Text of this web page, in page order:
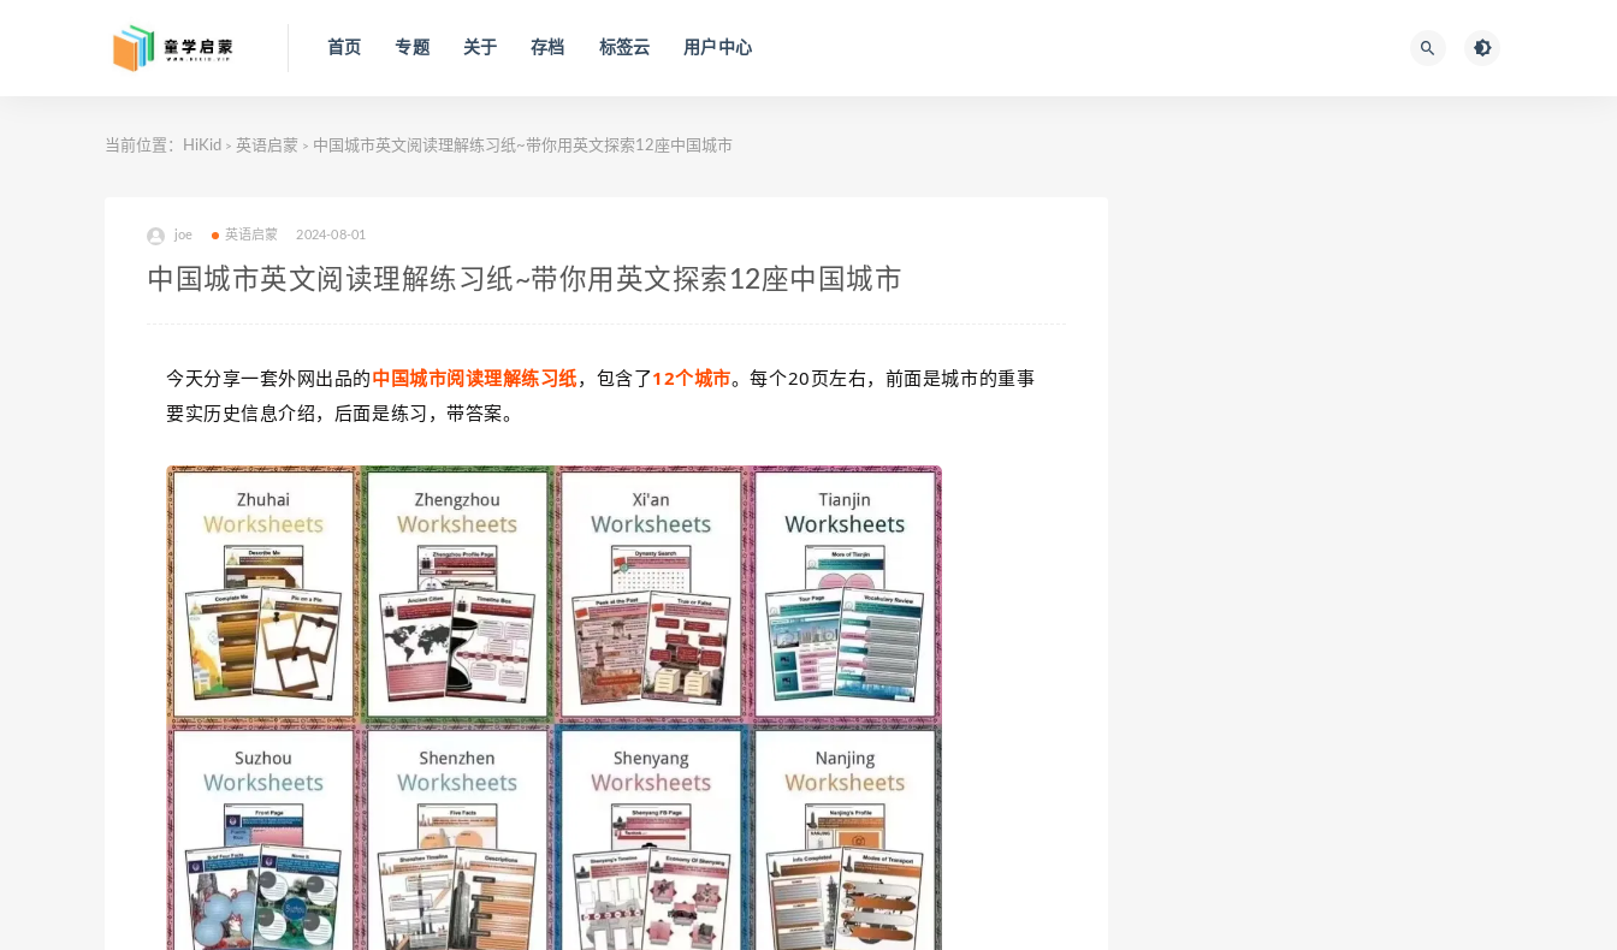
首页 专题 关于 存档 标签云 用户中心
当前位置： HiKid > 英语启蒙 > 中国城市英文阅读理解练习纸~带你用英文探索12座中国城市
joe 英语启蒙 2024-08-01
中国城市英文阅读理解练习纸~带你用英文探索12座中国城市
今天分享一套外网出品的 中‮城国‬市阅读理解练习纸‬，包含了12个城市。每个20页左右，前面‮城是‬市的重‮事
要‬实历史‮息信‬介绍，后‮是面‬练习，带答案。